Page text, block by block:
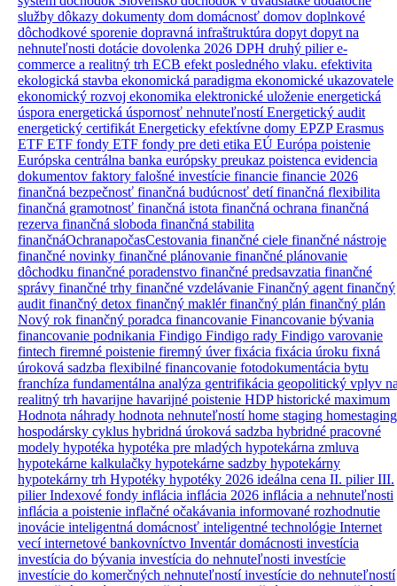
služby dôkazy dokumenty dom domácnosť domov doplnkové
dôchodkové sporenie dopravná infraštruktúra dopyt dopyt na
nehnuteľnosti dotácie dovolenka 2026 DPH druhý piliere-
commerce a realitný trh ECB efekt posledného vlaku. efektivita
ekologická stavba ekonomická paradigma ekonomické ukazovatele
ekonomický rozvoj ekonomika elektronické uloženie energetická
úspora energetická úspornosť nehnuteľnostíEnergetický audit
energetický certifikát Energeticky efektívne domy EPZPErasmus
ETF ETF fondy ETF fondy pre deti etika EÚ Európa poistenie
Európska centrálna banka európsky preukaz poistenca evidencia
dokumentov faktory falošné investície financie financie 2026
finančná bezpečnosť finančná budúcnosť detífinančná flexibilita
finančná gramotnosť finančná istota finančná ochrana finančná
rezerva finančná sloboda finančná stabilita
finančnáOchranapočasCestovania finančné ciele finančné nástroje
finančné novinky finančné plánovanie finančné plánovanie
dôchodku finančné poradenstvo finančné predsavzatia finančné
správy finančné trhy finančné vzdelávanie Finančný agent finančný
audit finančný detox finančný maklérfinančný plán finančný plán
Nový rok finančný poradca financovanie Financovanie bývania
financovanie podnikania Findigo Findigo rady Findigo varovanie
fintech firemné poistenie firemný úverfixácia fixácia úroku fixná
úroková sadzba flexibilné financovanie fotodokumentácia bytu
franchíza fundamentálna analýza gentrifikácia geopolitický vplyv
realitný trh havarijne havarijné poistenie HDPhistorické maximum
Hodnota náhrady hodnota nehnuteľnostíhome staging homestaging
hospodársky cyklus hybridná úroková sadzba hybridné pracovné
modely hypotéka hypotéka pre mladých hypotekárna zmluva
hypotekárne kalkulačky hypotekárne sadzby hypotekárny
hypotekárny trh Hypotéky hypotéky 2026 ideálna cena II. pilierIII.
pilierIndexové fondy inflácia inflácia 2026 inflácia a nehnuteľnosti
inflácia a poistenie inflačné očakávania informované rozhodnutie
inovácie inteligentná domácnosť inteligentné technológie Internet
vecíinternetové bankovníctvo Inventár domácnosti investícia
investícia do bývania investícia do nehnuteľnosti investície
investície do komerčných nehnuteľnostíinvestície do nehnuteľností